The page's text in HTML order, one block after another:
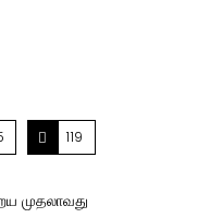
119
முதலாவது